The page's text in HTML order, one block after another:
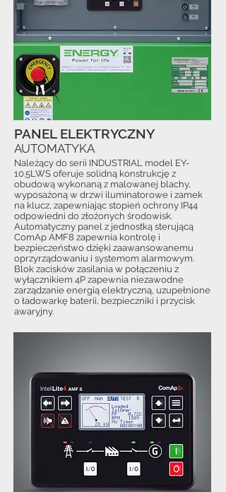
Należący do serii INDUSTRIAL model EY-
10.5LWS oferuje solidną konstrukcję z
obudową wykonaną z malowanej blachy,
wyposażoną w drzwi iluminatorowe i zamek
na klucz, zapewniając stopień ochrony IP44
odpowiedni do złożonych środowisk.
Automatyczny panel z jednostką sterującą
ComAp AMF8 zapewnia kontrolę i
bezpieczeństwo dzięki zaawansowanemu
oprzyrządowaniu i systemom alarmowym.
Blok zacisków zasilania w połączeniu z
wyłącznikiem 4P zapewnia niezawodne
zarządzanie energią elektryczną, uzupełnione
o ładowarkę baterii, bezpieczniki i przycisk
awaryjny.
PANEL ELEKTRYCZNY
AUTOMATYKA